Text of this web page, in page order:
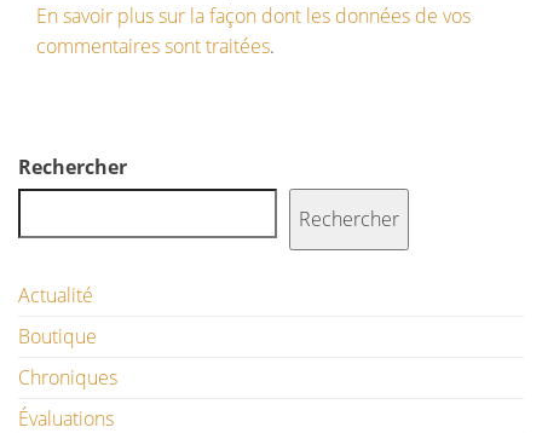
En savoir plus sur la façon dont les données de vos
commentaires sont traitées.
Rechercher
Rechercher
Actualité
Boutique
Chroniques
Évaluations